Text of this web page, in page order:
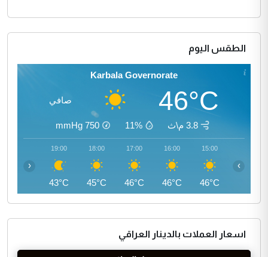
الطقس اليوم
Karbala Governorate
46°C صافي
3.8 م\ث 11%
750
mmHg
15:00
46°C
16:00
46°C
17:00
46°C
18:00
45°C
19:00
43°C
‹ ›
اسعار العملات بالدينار العراقي